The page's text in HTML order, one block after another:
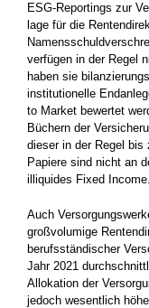
ESG-Reportings zur
lage für die
verfügen in der Regel
haben sie
institutionelle
to Market bewertet
Büchern der
dieser in der Regel bis
Papiere sind nicht an
illiquides Fixed Income.
Auch
großvolumige
berufsständischer
Jahr 2021
Allokation der
jedoch wesentlich